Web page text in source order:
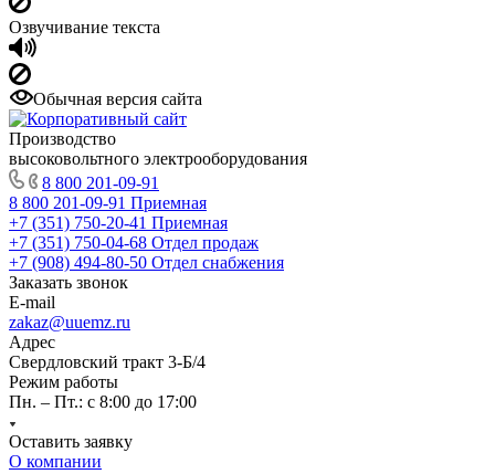
Озвучивание текста
Обычная версия сайта
Производство
высоковольтного электрооборудования
8 800 201-09-91
8 800 201-09-91 Приемная
+7 (351) 750-20-41 Приемная
+7 (351) 750-04-68 Отдел продаж
+7 (908) 494-80-50 Отдел снабжения
Заказать звонок
E-mail
zakaz@uuemz.ru
Адрес
Свердловский тракт 3-Б/4
Режим работы
Пн. – Пт.: с 8:00 до 17:00
Оставить заявку
О компании